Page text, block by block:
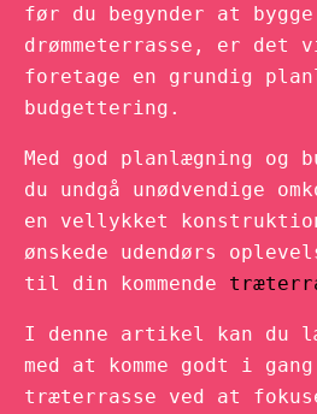
før du begynder at
drømmeterrasse, er det
foretage en grundig
budgettering.
Med god planlægning og
du undgå unødvendige
en vellykket
ønskede udendørs
til din kommende
I denne artikel kan du
med at komme godt i
træterrasse ved at